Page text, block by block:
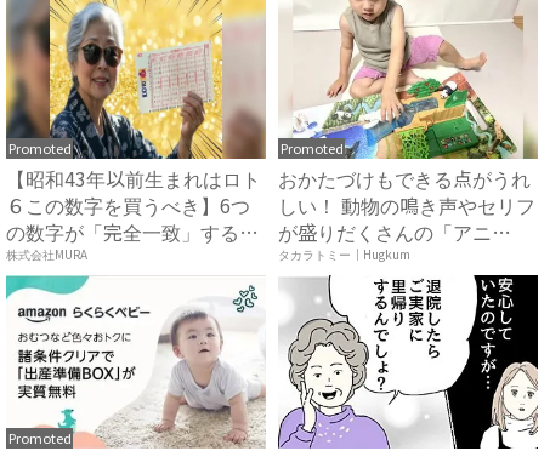
Promoted
【昭和43年以前生まれはロト
６この数字を買うべき】6つ
の数字が「完全一致」する
方...
株式会社MURA
Promoted
おかたづけもできる点がうれ
しい！ 動物の鳴き声やセリフ
が盛りだくさんの「アニ
ア ...
タカラトミー｜Hugkum
Promoted